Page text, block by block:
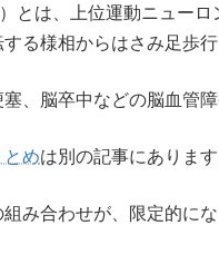
とは、上位運動ニュー
る様相からはさみ足歩
、脳卒中などの脳血管
めは別の記事にあります
み合わせが、限定的に